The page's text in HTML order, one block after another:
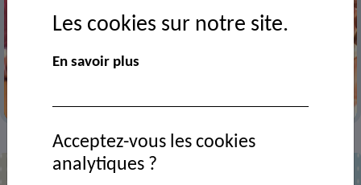
> Actualités > Festival Action Jeu Théâtre
Les cookies sur notre site.
En savoir plus
Acceptez-vous les cookies
analytiques ?